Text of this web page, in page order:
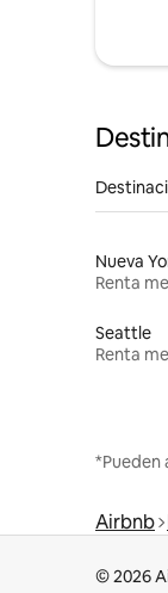
Nueva
Seattle
*Pueden
Airbnb
© 2026